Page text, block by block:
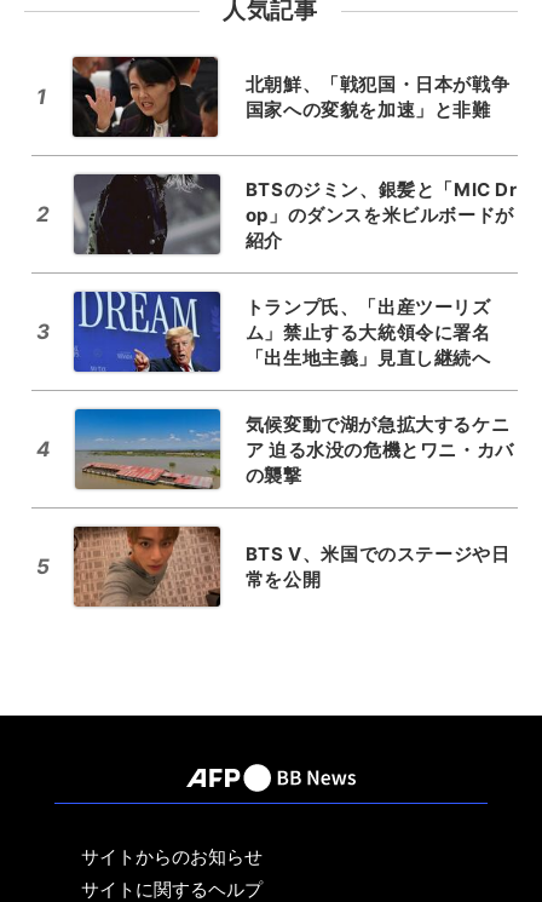
人気記事
1
北朝鮮、「戦犯国・日本が戦争
国家への変貌を加速」と非難
2
BTSのジミン、銀髪と「MIC Dr
op」のダンスを米ビルボードが
紹介
3
トランプ氏、「出産ツーリズ
ム」禁止する大統領令に署名
「出生地主義」見直し継続へ
4
気候変動で湖が急拡大するケニ
ア 迫る水没の危機とワニ・カバ
の襲撃
5
BTS V、米国でのステージや日
常を公開
サイトからのお知らせ
サイトに関するヘルプ